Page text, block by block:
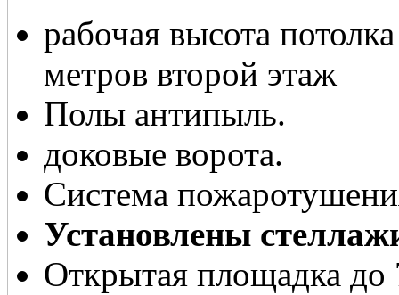
рабочая высота
метров второй этаж
Полы антипыль.
доковые ворота.
Система
Установлены
Открытая площадка до